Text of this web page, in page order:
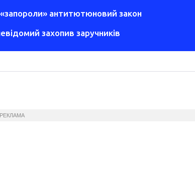
антитютюновий закон
захопив заручників
РЕКЛАМА